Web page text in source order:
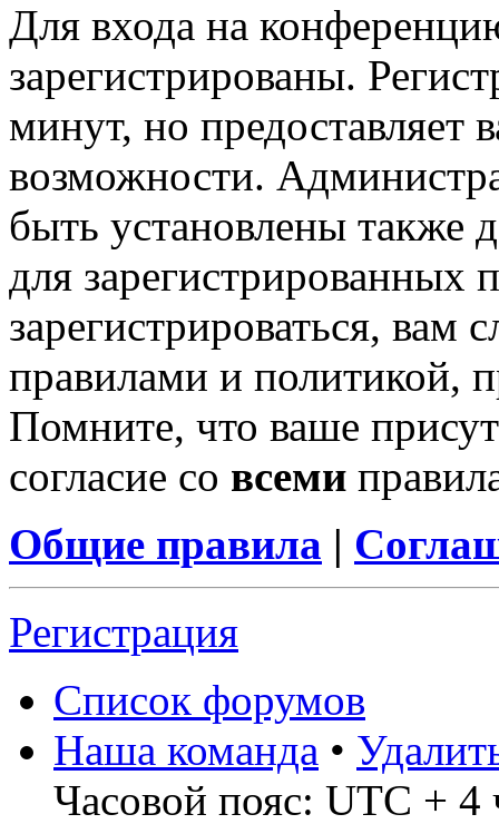
Для входа на
зарегистрированы.
минут, но предоставляет
возможности.
быть установлены также
для зарегистрированных
зарегистрироваться, вам
правилами и политикой,
Помните, что ваше
согласие со всеми
Общие правила |
Регистрация
Список форумов
Наша команда •
Часовой пояс: UTC + 4